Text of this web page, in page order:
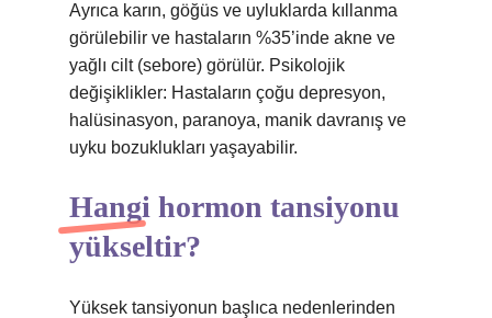
Ayrıca karın, göğüs ve uyluklarda kıllanma
görülebilir ve hastaların %35’inde akne ve
yağlı cilt (sebore) görülür. Psikolojik
değişiklikler: Hastaların çoğu depresyon,
halüsinasyon, paranoya, manik davranış ve
uyku bozuklukları yaşayabilir.
Hangi hormon tansiyonu
yükseltir?
Yüksek tansiyonun başlıca nedenlerinden